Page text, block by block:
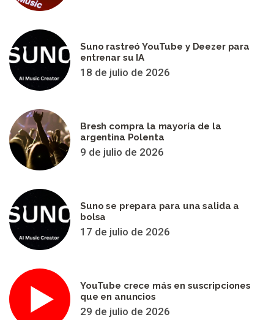
Suno rastreó YouTube y Deezer para
entrenar su IA
18 de julio de 2026
Bresh compra la mayoría de la
argentina Polenta
9 de julio de 2026
Suno se prepara para una salida a
bolsa
17 de julio de 2026
YouTube crece más en suscripciones
que en anuncios
29 de julio de 2026